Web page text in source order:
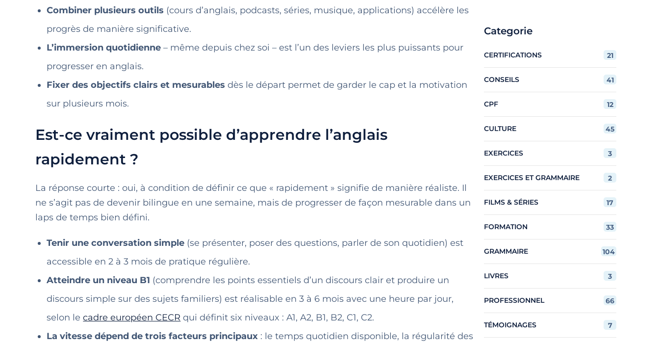
Combiner plusieurs outils (cours d’anglais, podcasts, séries, musique, applications) accélère les
progrès de manière significative.
L’immersion quotidienne – même depuis chez soi – est l’un des leviers les plus puissants pour
progresser en anglais.
Fixer des objectifs clairs et mesurables dès le départ permet de garder le cap et la motivation
sur plusieurs mois.
Est-ce vraiment possible d’apprendre l’anglais
rapidement ?
La réponse courte : oui, à condition de définir ce que « rapidement » signifie de manière réaliste. Il
ne s’agit pas de devenir bilingue en une semaine, mais de progresser de façon mesurable dans un
laps de temps bien défini.
Tenir une conversation simple (se présenter, poser des questions, parler de son quotidien) est
accessible en 2 à 3 mois de pratique régulière.
Atteindre un niveau B1 (comprendre les points essentiels d’un discours clair et produire un
discours simple sur des sujets familiers) est réalisable en 3 à 6 mois avec une heure par jour,
selon lecadre européen CECR qui définit six niveaux : A1, A2, B1, B2, C1, C2.
La vitesse dépend de trois facteurs principaux : le temps quotidien disponible, la régularité des
Categorie
CERTIFICATIONS 21
CONSEILS 41
CPF 12
CULTURE 45
EXERCICES 3
EXERCICES ET GRAMMAIRE 2
FILMS & SÉRIES 17
FORMATION 33
GRAMMAIRE 104
LIVRES 3
PROFESSIONNEL 66
TÉMOIGNAGES 7